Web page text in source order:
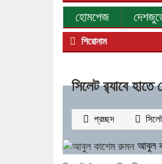
হোমপেজ
শিরোনাম
সিলেট র‌্যাবে
প্রচ্ছদ
আবুল